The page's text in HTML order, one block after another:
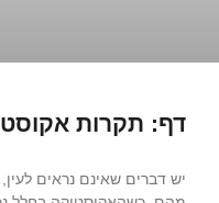
דף: תקרות
יש דברים שאינם נראים